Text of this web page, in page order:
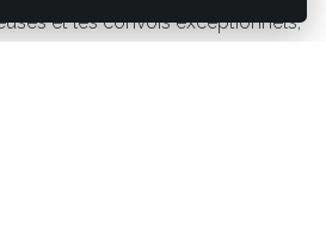
et les convois exceptionnels,